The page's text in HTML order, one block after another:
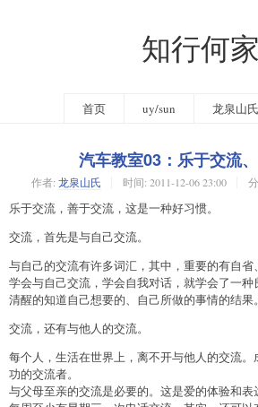
知行何家
首页 uy/sun 龙泉山氏
汽车教室03：乐于交流
作者: 龙泉山氏 时间: 2011-12-06 23:00
乐于交流，善于交流，这是一种好习惯。
交流，首先是与自己交流。
与自己的交流有许多词汇，其中，重要的有自省
学会与自己交流，学会自我对话，就学会了一
清醒的知道自己想要的、自己所做的事情的结果。
交流，还有与他人的交流。
每个人，生活在世界上，离不开与他人的交流
功的交流者。
与父母至亲的交流是必要的。这是爱的体验和表